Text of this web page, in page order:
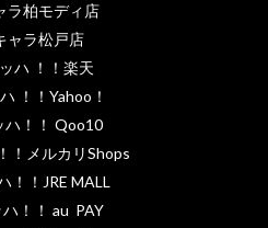
ラ柏モディ店
ャラ松戸店
ハ ！！楽天
！！Yahoo！
ハ！！ Qoo10
！メルカリShops
！！JRE MALL
！！ au PAY